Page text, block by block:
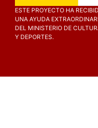
ESTE PROYECTO HA
UNA AYUDA
DEL MINISTERIO DE
Y DEPORTES.